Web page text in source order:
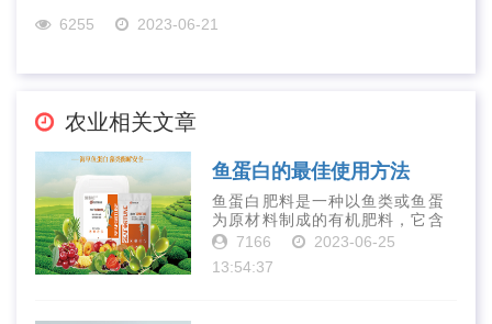
6255 2023-06-21
农业相关文章
鱼蛋白的最佳使用方法
鱼蛋白肥料是一种以鱼类或鱼蛋
为原材料制成的有机肥料，它含
有丰富的营养物质，如氮、磷、
元素和植物生长因子。这些营养
7166
2023-06-25
13:54:37